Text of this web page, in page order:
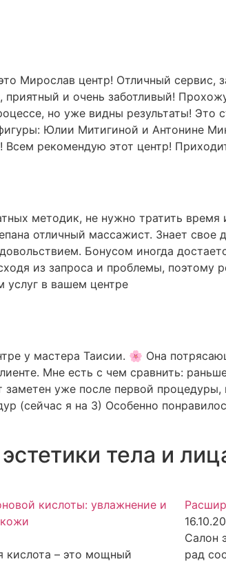
Мирослав центр! Отличный сервис,
приятный и очень заботливый!
но уже видны результаты! Это
Юлии Митигиной и Антонине
рекомендую этот центр!
методик, не нужно тратить
отличный массажист. Знает свое
Бонусом иногда
из запроса и проблемы, поэтому
услуг в вашем центре
у мастера Таисии. 🌸 Она
Мне есть с чем сравнить:
уже после первой процедуры,
(сейчас я на 3) Особенно
тела и
кислоты: увлажнение и
кислота – это мощный
Салон
рад